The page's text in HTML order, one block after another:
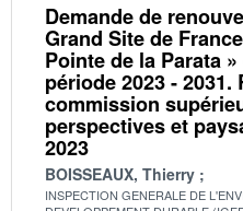
Demande de
Grand Site de
Pointe de la Parata
période 2023 - 2031.
commission
perspectives et
2023
BOISSEAUX, Thierry
INSPECTION GENERALE DE